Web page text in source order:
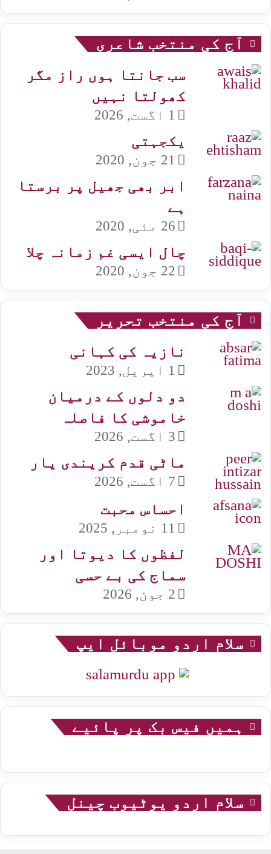
آج کی منتخب شاعری
سب جانتا ہوں راز مگر
کھولتا نہیں
1 اگست, 2026
یکجہتی
21 جون, 2020
ابر بھی جھیل پر برستا
ہے
26 مئی, 2020
چال ایسی غم زمانہ چلا
22 جون, 2020
آج کی منتخب تحریر
نازیہ کی کہانی
1 اپریل, 2023
دو دلوں کے درمیان
خاموشی کا فاصلہ
3 اگست, 2026
ماٹی قدم کریندی یار
7 اگست, 2026
احساس محبت
11 نومبر, 2025
لفظوں کا دیوتا اور
سماج کی بے حسی
2 جون, 2026
سلام اردو موبائل ایپ
ہمیں فیس بک پر پائیے
سلام اردو یوٹیوب چینل